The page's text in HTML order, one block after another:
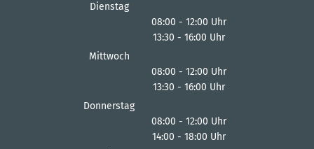
Dienstag
08:00 - 12:00 Uhr
Von 08:00 bis 12:00 Uhr
13:30 - 16:00 Uhr
Mittwoch
08:00 - 12:00 Uhr
Von 08:00 bis 12:00 Uhr
13:30 - 16:00 Uhr
Donnerstag
08:00 - 12:00 Uhr
Von 08:00 bis 12:00 Uhr
14:00 - 18:00 Uhr